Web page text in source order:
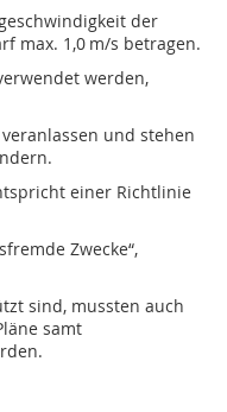
der
max. 1,0 m/s betragen.
werden,
und stehen
einer Richtlinie
Zwecke“,
sind, mussten auch
samt